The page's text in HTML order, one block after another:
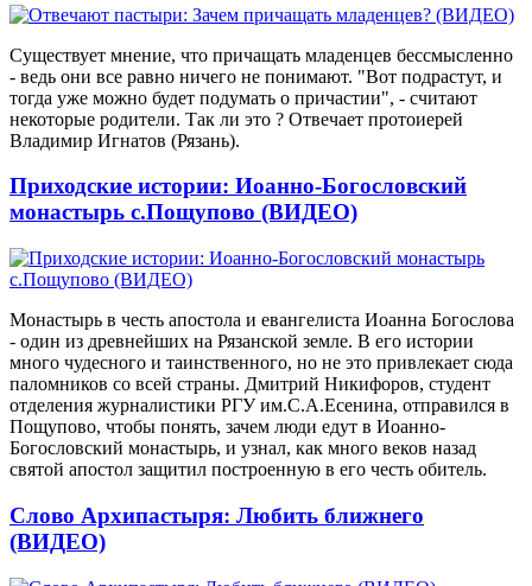
Существует мнение, что причащать младенцев бессмысленно
- ведь они все равно ничего не понимают. "Вот подрастут, и
тогда уже можно будет подумать о причастии", - считают
некоторые родители. Так ли это ? Отвечает протоиерей
Владимир Игнатов (Рязань).
Приходские истории: Иоанно-Богословский
монастырь с.Пощупово (ВИДЕО)
Монастырь в честь апостола и евангелиста Иоанна Богослова
- один из древнейших на Рязанской земле. В его истории
много чудесного и таинственного, но не это привлекает сюда
паломников со всей страны. Дмитрий Никифоров, студент
отделения журналистики РГУ им.С.А.Есенина, отправился в
Пощупово, чтобы понять, зачем люди едут в Иоанно-
Богословский монастырь, и узнал, как много веков назад
святой апостол защитил построенную в его честь обитель.
Слово Архипастыря: Любить ближнего
(ВИДЕО)